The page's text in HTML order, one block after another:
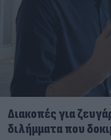
Διακοπές για
διλήμματα που